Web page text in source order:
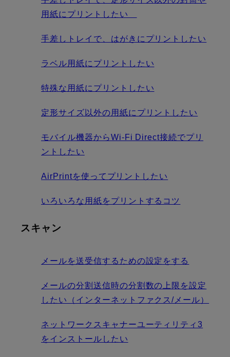
用紙にプリントしたい
手差しトレイで、はがきにプリントしたい
ラベル用紙にプリントしたい
特殊な用紙にプリントしたい
定形サイズ以外の用紙にプリントしたい
モバイル機器からWi-Fi Direct接続でプリ
ントしたい
AirPrintを使ってプリントしたい
いろいろな用紙をプリントするコツ
スキャン
メールを送受信するための設定をする
メールの分割送信時の分割数の上限を設定
したい（インターネットファクス/メール）
ネットワークスキャナーユーティリティ3
をインストールしたい